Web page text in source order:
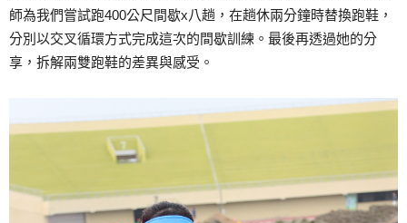
師為我們嘗試跑400公尺間歇x八趟，在趟休兩分鐘時替換跑鞋，
分別以交叉循環方式完成這次的間歇訓練。最後再透過她的分
享，拆解兩雙跑鞋的差異與感受。